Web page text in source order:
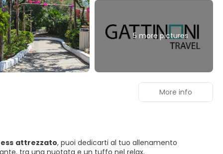
5 more pictures
attrezzato, puoi dedicarti al tuo allenamento
tra una nuotata e un tuffo nel relax.
More info